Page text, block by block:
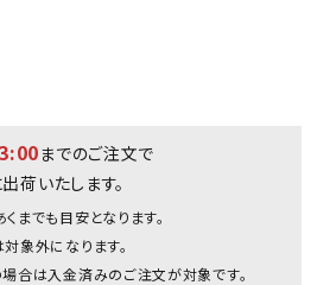
までのご注文で
出荷いたします。
までも目安となります。
象外になります。
合は入金済みのご注文が対象です。